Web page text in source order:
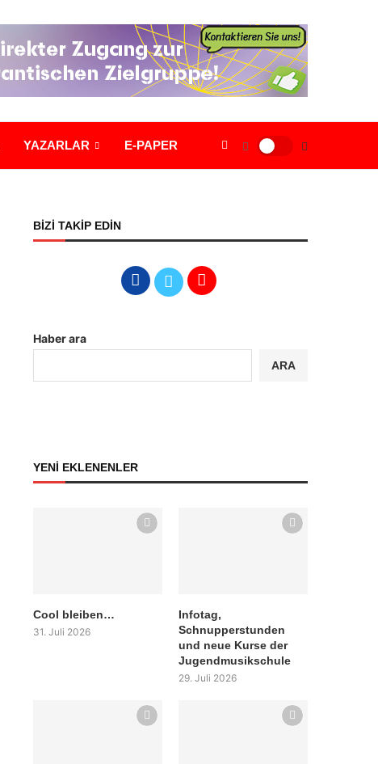
YAZARLAR E-PAPER
BİZİ TAKİP EDİN
Haber ara
ARA
YENİ EKLENENLER
Cool bleiben…
31. Juli 2026
Infotag,
Schnupperstunden
und neue Kurse der
Jugendmusikschule
29. Juli 2026